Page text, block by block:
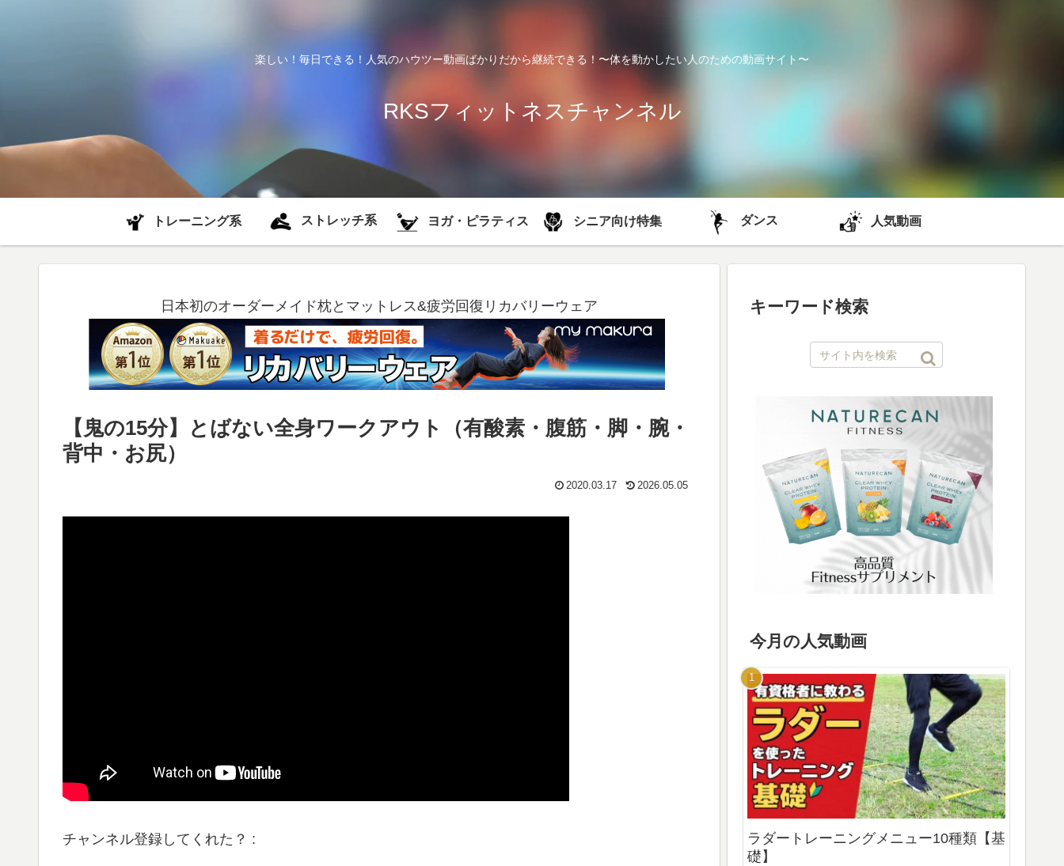
楽しい！毎日できる！人気のハウツー動画ばかりだから継続できる！〜体を動かしたい人のための動画サイト〜
RKSフィットネスチャンネル
トレーニング系 ストレッチ系 ヨガ・ピラティス シニア向け特集 ダンス 人気動画
日本初のオーダーメイド枕とマットレス&疲労回復リカバリーウェア
【鬼の15分】とばない全身ワークアウト（有酸素・腹筋・脚・腕・
背中・お尻）
2020.03.17 2026.05.05
チャンネル登録してくれた？ :
キーワード検索
今月の人気動画
ラダートレーニングメニュー10種類【基
礎】